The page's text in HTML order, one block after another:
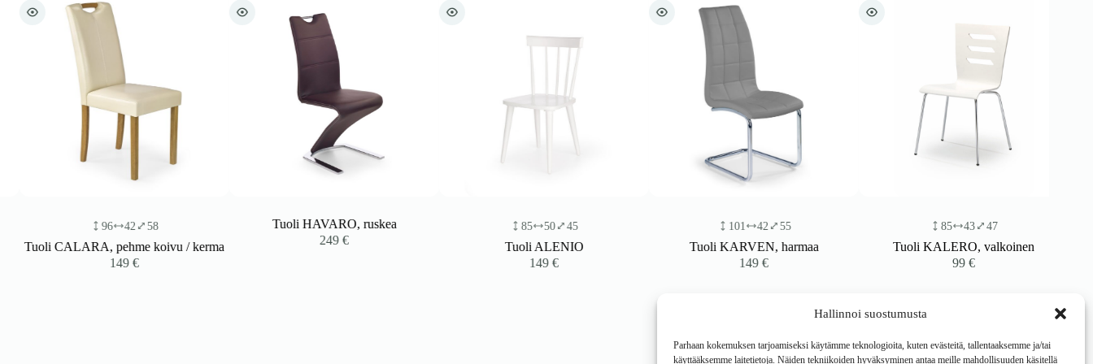
Hallinnoi suostumusta
Parhaan kokemuksen tarjoamiseksi käytämme teknologioita, kuten evästeitä, tallentaaksemme ja/tai
käyttääksemme laitetietoja. Näiden tekniikoiden hyväksyminen antaa meille mahdollisuuden käsitellä
101 42 55
Tuoli KARVEN, harmaa
149€
85 43 47
Tuoli KALERO, valkoinen
€
96 42 58
Tuoli CALARA, pehme koivu / kerma
149€
Tuoli HAVARO, ruskea
249€
85 50 45
Tuoli ALENIO
149€